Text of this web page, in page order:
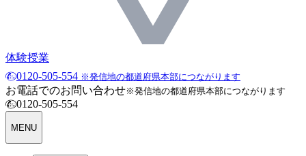
体験授業
0120-505-554 ※発信地の都道府県本部につながります
お電話でのお問い合わせ※発信地の都道府県本部につながります
0120-505-554
MENU